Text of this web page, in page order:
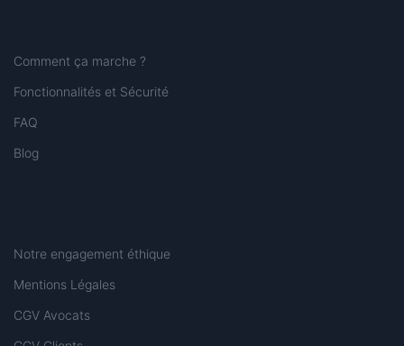
Comment ça marche ?
Fonctionnalités et Sécurité
FAQ
Blog
Notre engagement éthique
Mentions Légales
CGV Avocats